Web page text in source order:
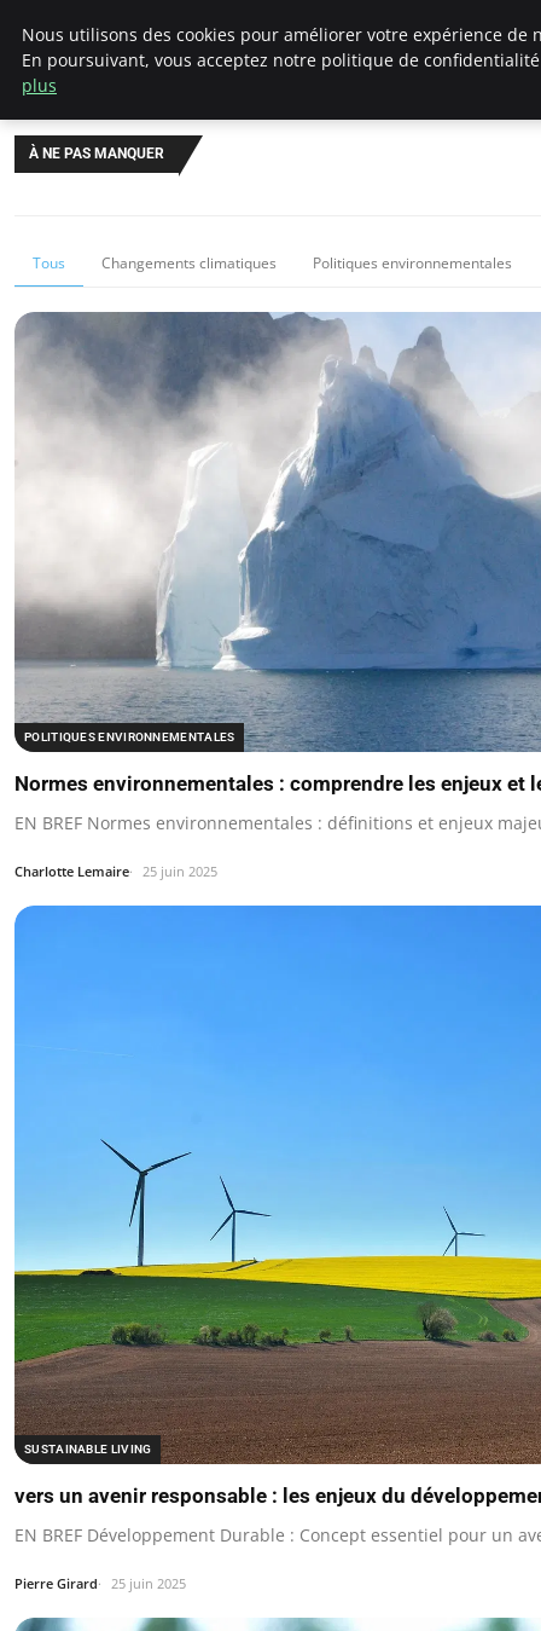
Climategatecountryclub.com
À NE PAS MANQUER
Tous Changements climatiques Politiques environnementales
POLITIQUES ENVIRONNEMENTALES
Normes environnementales : comprendre les enjeux et
EN BREF Normes environnementales : définitions et enjeux
Charlotte Lemaire 25 juin 2025
SUSTAINABLE LIVING
vers un avenir responsable : les enjeux du
EN BREF Développement Durable : Concept essentiel pour un
Pierre Girard 25 juin 2025
Nous utilisons des cookies pour améliorer votre expérience de
En poursuivant, vous acceptez notre politique de
plus